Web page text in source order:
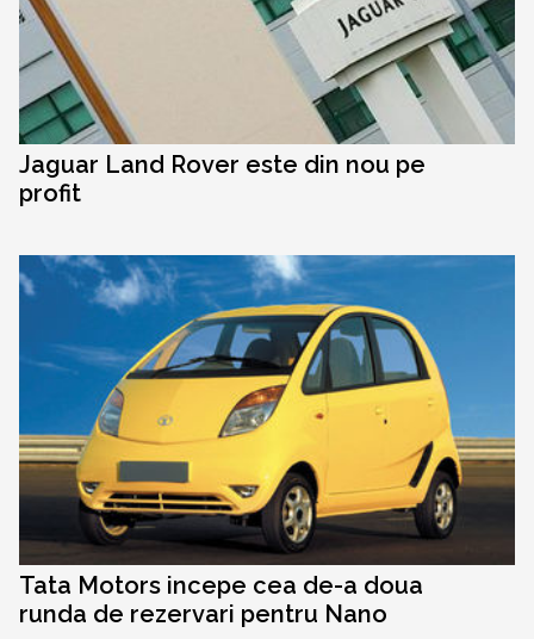
Jaguar Land Rover este din nou pe
profit
Tata Motors incepe cea de-a doua
runda de rezervari pentru Nano